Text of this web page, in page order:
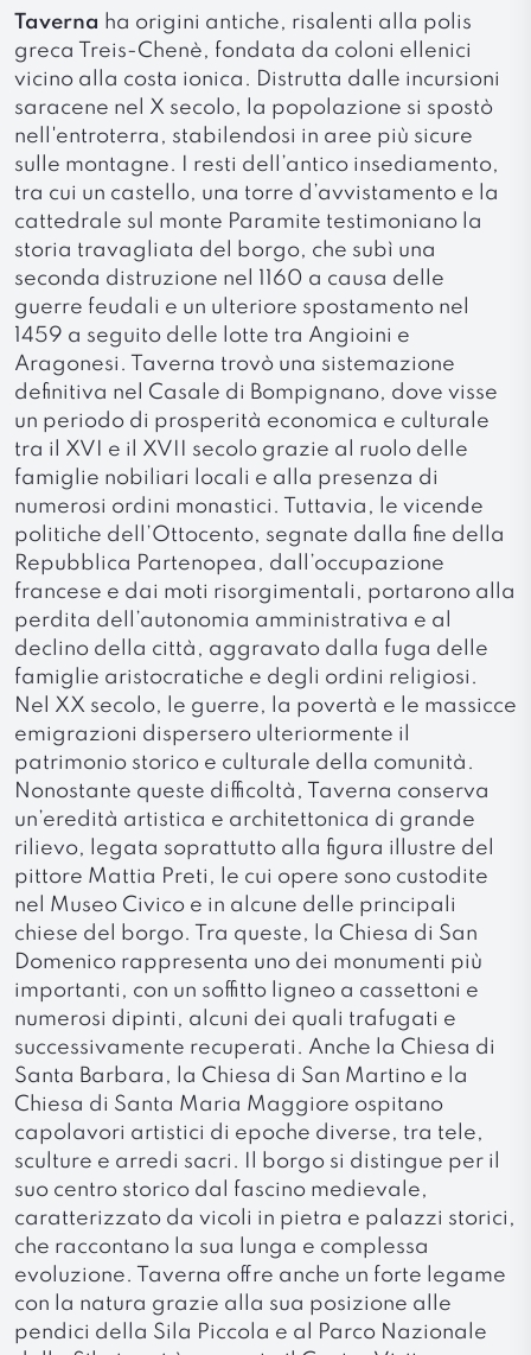
Taverna ha origini antiche, risalenti alla polis
greca Treis-Chenè, fondata da coloni ellenici
vicino alla costa ionica. Distrutta dalle incursioni
saracene nel X secolo, la popolazione si spostò
nell'entroterra, stabilendosi in aree più sicure
sulle montagne. I resti dell’antico insediamento,
tra cui un castello, una torre d’avvistamento e la
cattedrale sul monte Paramite testimoniano la
storia travagliata del borgo, che subì una
seconda distruzione nel 1160 a causa delle
guerre feudali e un ulteriore spostamento nel
1459 a seguito delle lotte tra Angioini e
Aragonesi. Taverna trovò una sistemazione
definitiva nel Casale di Bompignano, dove visse
un periodo di prosperità economica e culturale
tra il XVI e il XVII secolo grazie al ruolo delle
famiglie nobiliari locali e alla presenza di
numerosi ordini monastici. Tuttavia, le vicende
politiche dell’Ottocento, segnate dalla fine della
Repubblica Partenopea, dall’occupazione
francese e dai moti risorgimentali, portarono alla
perdita dell’autonomia amministrativa e al
declino della città, aggravato dalla fuga delle
famiglie aristocratiche e degli ordini religiosi.
Nel XX secolo, le guerre, la povertà e le massicce
emigrazioni dispersero ulteriormente il
patrimonio storico e culturale della comunità.
Nonostante queste difficoltà, Taverna conserva
un’eredità artistica e architettonica di grande
rilievo, legata soprattutto alla figura illustre del
pittore Mattia Preti, le cui opere sono custodite
nel Museo Civico e in alcune delle principali
chiese del borgo. Tra queste, la Chiesa di San
Domenico rappresenta uno dei monumenti più
importanti, con un soffitto ligneo a cassettoni e
numerosi dipinti, alcuni dei quali trafugati e
successivamente recuperati. Anche la Chiesa di
Santa Barbara, la Chiesa di San Martino e la
Chiesa di Santa Maria Maggiore ospitano
capolavori artistici di epoche diverse, tra tele,
sculture e arredi sacri. Il borgo si distingue per il
suo centro storico dal fascino medievale,
caratterizzato da vicoli in pietra e palazzi storici,
che raccontano la sua lunga e complessa
evoluzione. Taverna offre anche un forte legame
con la natura grazie alla sua posizione alle
pendici della Sila Piccola e al Parco Nazionale